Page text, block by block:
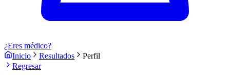
¿Eres médico?
Inicio
Resultados
Perfil
Regresar